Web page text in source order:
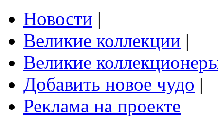
Новости |
Великие коллекции |
Великие
Добавить новое чудо |
Реклама на проекте